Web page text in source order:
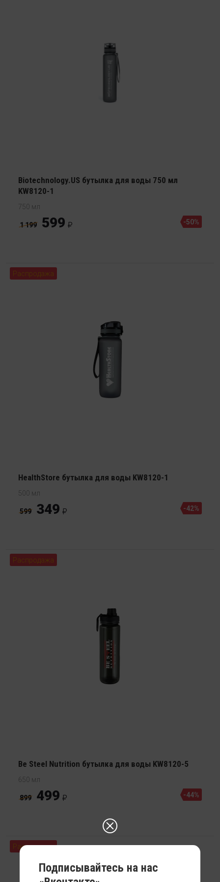
Biotechnology.US бутылка для воды 750 мл
KW8120-1
750 мл
1 199 599 -50%
Распродажа
HealthStore бутылка для воды KW8120-1
500 мл
599 349 -42%
Распродажа
Be Steel Nutrition бутылка для воды KW8120-5
650 мл
899 499 -44%
Распродажа
Подписывайтесь на нас